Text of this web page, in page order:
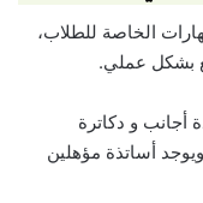
المهارات الخاصة للطلاب،
بشكل عملي.
أجانب و دكاترة
أساتذة مؤهلين